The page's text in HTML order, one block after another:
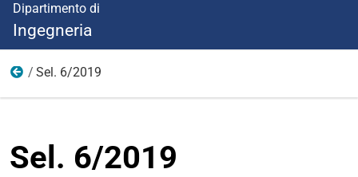
Dipartimento di
Ingegneria
Anno 2019
Sel. 6/2019
Sel. 6/2019